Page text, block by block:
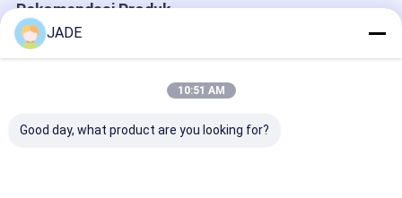
Rekomendasi Produk
JADE
10:51 AM
Good day, what product are you looking for?